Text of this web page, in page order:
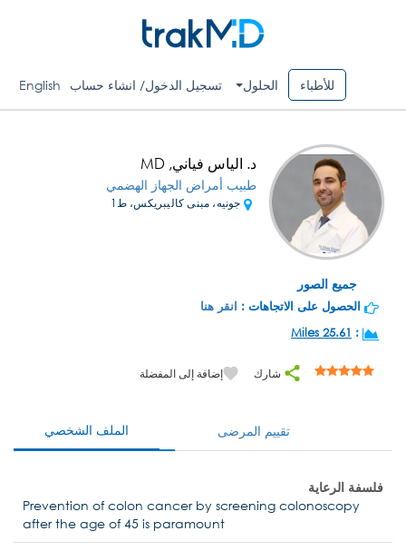
للأطباء الحلول تسجيل الدخول/ انشاء حساب English
جميع الصور
د. الياس فياني, MD
طبيب أمراض الجهاز الهضمي
جونيه، مبنى كاليبريكس، ط1
الحصول على الاتجاهات : انقر هنا
:
25.61 Miles
شارك إضافة إلى المفضلة
الملف الشخصي تقييم المرضى
فلسفة الرعاية
Prevention of colon cancer by screening colonoscopy
after the age of 45 is paramount